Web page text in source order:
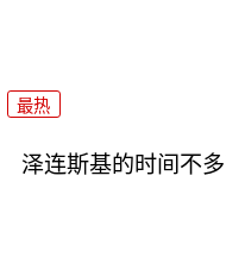
最热
泽连斯基的时间不